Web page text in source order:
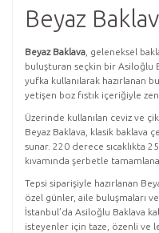
Beyaz
Beyaz Baklava , geleneksel
buluşturan seçkin bir Asiloğlu
yufka kullanılarak hazırlanan
yetişen boz fıstık içeriğiyle
Üzerinde kullanılan ceviz ve
Beyaz Baklava, klasik baklava
sunar. 220 derece sıcaklıkta
kıvamında şerbetle
Tepsi siparişiyle hazırlanan
özel günler, aile buluşmaları
İstanbul’da Asiloğlu Baklava
isteyenler için taze, özenli ve